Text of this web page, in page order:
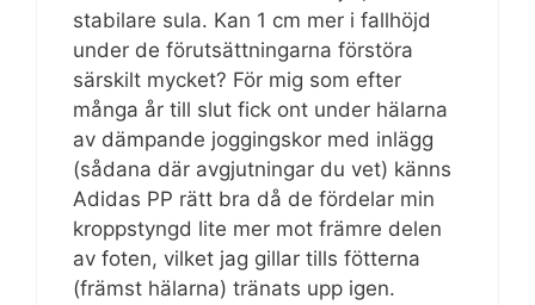
stabilare sula. Kan 1 cm mer i fallhöjd
under de förutsättningarna förstöra
särskilt mycket? För mig som efter
många år till slut fick ont under hälarna
av dämpande joggingskor med inlägg
(sådana där avgjutningar du vet) känns
Adidas PP rätt bra då de fördelar min
kroppstyngd lite mer mot främre delen
av foten, vilket jag gillar tills fötterna
(främst hälarna) tränats upp igen.